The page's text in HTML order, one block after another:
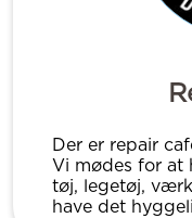
Der er repair
Vi mødes for at
tøj, legetøj,
have det